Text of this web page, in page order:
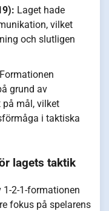
Laget hade
vilket
och slutligen
Formationen
grund av
mål, vilket
i taktiska
lagets taktik
1-2-1-formationen
fokus på spelarens